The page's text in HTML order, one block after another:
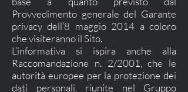
Provvedimento generale del Garante
privacy dell’8 maggio 2014 a coloro
che visiteranno il Sito.
L’informativa si ispira anche alla
Raccomandazione n. 2/2001, che le
autorità europee per la protezione dei
dati personali, riunite nel Gruppo